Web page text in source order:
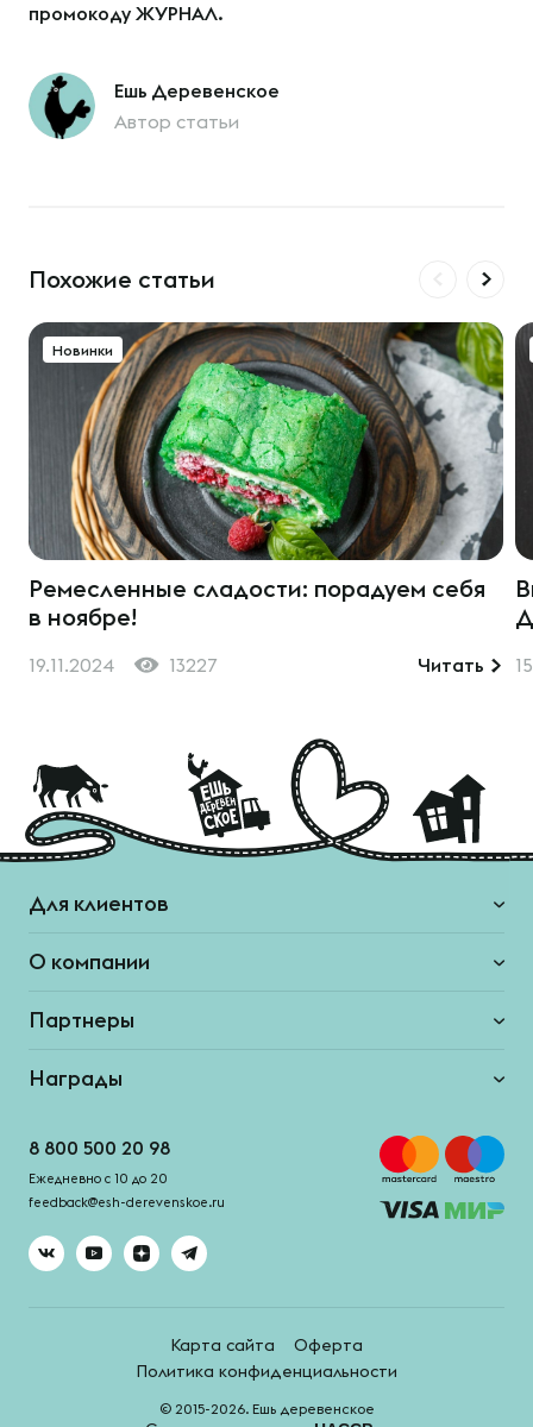
промокоду ЖУРНАЛ.
Ешь Деревенское
Автор статьи
Похожие статьи
Новинки
Ремесленные сладости: порадуем себя
в ноябре!
19.11.2024 13227 Читать
Для клиентов
О компании
Партнеры
Награды
8 800 500 20 98
Ежедневно с 10 до 20
feedback@esh-derevenskoe.ru
© 2015-2026. Ешь деревенское
Карта сайта
Оферта
Политика конфиденциальности